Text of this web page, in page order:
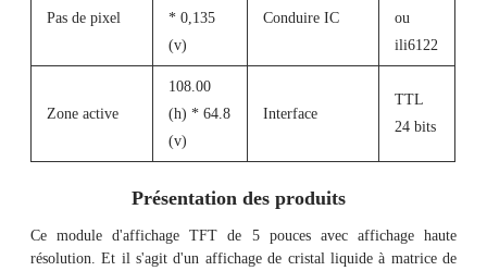
Pas de pixel
* 0,135
(v)
Conduire IC
ou
ili6122
Zone active
108.00
(h) * 64.8
(v)
Interface
TTL
24 bits
Présentation des produits
Ce module d'affichage TFT de 5 pouces avec affichage haute
résolution. Et il s'agit d'un affichage de cristal liquide à matrice de